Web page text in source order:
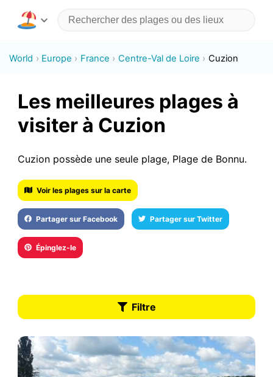
World Europe France Centre-Val de Loire Cuzion
Les meilleures plages à
visiter à Cuzion
Cuzion possède une seule plage, Plage de Bonnu.
Voir les plages sur la carte
Partager sur Facebook Partager sur Twitter
Épinglez-le
Filtre